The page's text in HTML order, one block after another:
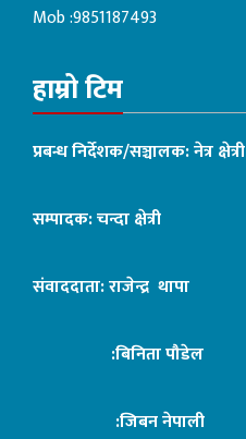
Mob :9851187493
हाम्रो टिम
प्रबन्ध निर्देशक/सञ्चालक: नेत्र क्षेत्री
सम्पादक: चन्दा क्षेत्री
संवाददाता: राजेन्द्र थापा
:बिनिता पौडेल
:जिबन नेपाली